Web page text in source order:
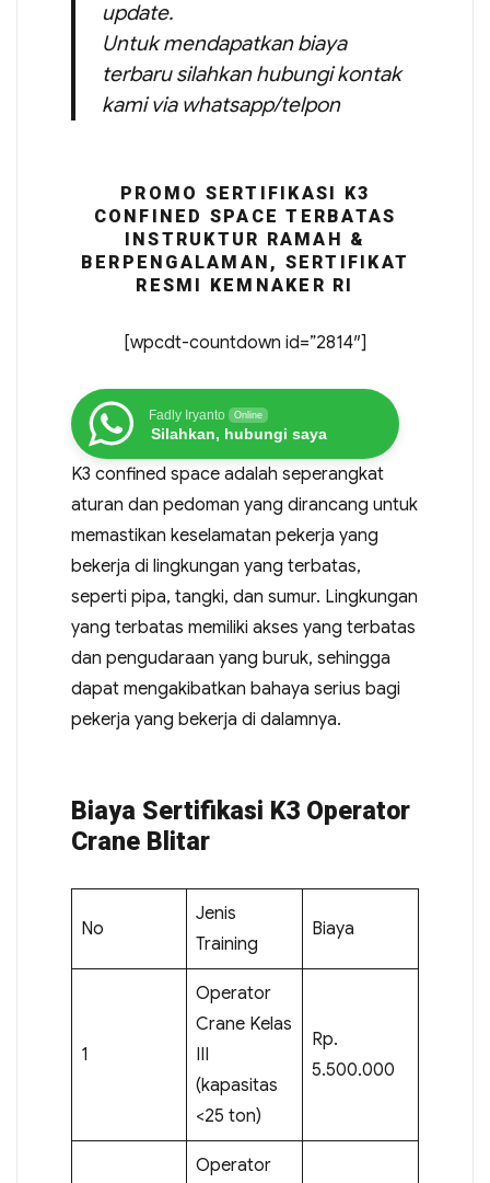
update.
Untuk mendapatkan biaya
terbaru silahkan hubungi kontak
kami via whatsapp/telpon
PROMO SERTIFIKASI K3
CONFINED SPACE TERBATAS
INSTRUKTUR RAMAH &
BERPENGALAMAN, SERTIFIKAT
RESMI KEMNAKER RI
[wpcdt-countdown id=”2814″]
Fadly Iryanto Online
Silahkan, hubungi saya
K3 confined space adalah seperangkat
aturan dan pedoman yang dirancang untuk
memastikan keselamatan pekerja yang
bekerja di lingkungan yang terbatas,
seperti pipa, tangki, dan sumur. Lingkungan
yang terbatas memiliki akses yang terbatas
dan pengudaraan yang buruk, sehingga
dapat mengakibatkan bahaya serius bagi
pekerja yang bekerja di dalamnya.
Biaya Sertifikasi K3 Operator
Crane Blitar
No
Jenis
Training
Biaya
1
Operator
Crane Kelas
III
(kapasitas
<25 ton)
Rp.
5.500.000
Operator